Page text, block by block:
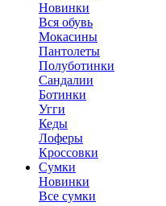
Новинки
Вся обувь
Мокасины
Пантолеты
Полуботинки
Сандалии
Ботинки
Угги
Кеды
Лоферы
Кроссовки
Сумки
Новинки
Все сумки